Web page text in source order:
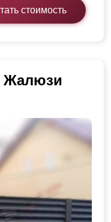
стоимость
Жалюзи